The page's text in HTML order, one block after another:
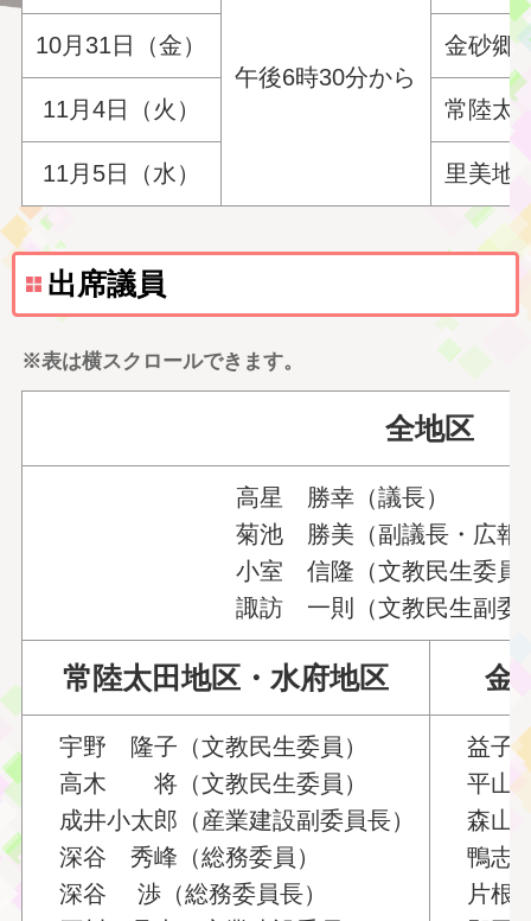
午後6時30分から
10月31日（金） 金砂郷
11月4日（火） 常陸太
11月5日（水） 里美地
出席議員
※表は横スクロールできます。
全地区
高星 勝幸（議長）
菊池 勝美（副議長・広
小室 信隆（文教民生委員
諏訪 一則（文教民生副委
常陸太田地区・水府地区 金
宇野 隆子（文教民生委員）
高木 将（文教民生委員）
成井小太郎（産業建設副委員長）
深谷 秀峰（総務委員）
深谷 渉（総務委員長）
益子
平山
森山
鴨志
片根